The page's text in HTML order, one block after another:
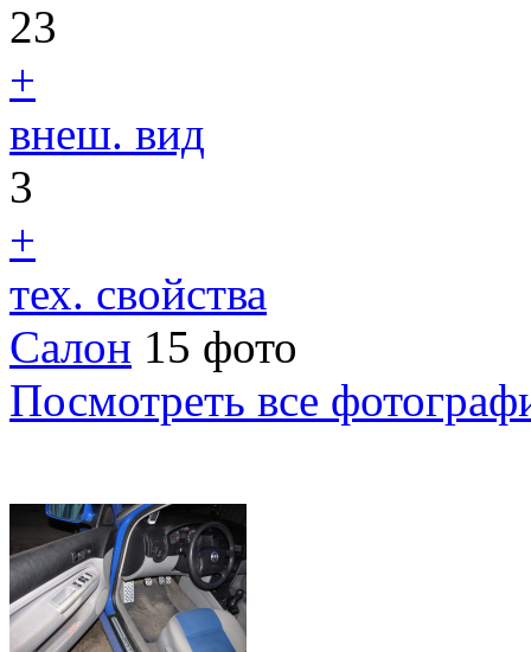
23
+
внеш. вид
3
+
тех. свойства
Салон 15 фото
Посмотреть все